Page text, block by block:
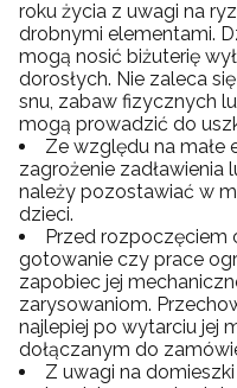
roku życia z uwagi na
drobnymi elementami.
mogą nosić biżuterię
dorosłych. Nie zaleca
snu, zabaw fizycznych
mogą prowadzić do
Ze względu na małe
zagrożenie zadławienia
należy pozostawiać w
dzieci.
Przed rozpoczęciem
gotowanie czy prace
zapobiec jej
zarysowaniom.
najlepiej po wytarciu jej
dołączanym do
Z uwagi na